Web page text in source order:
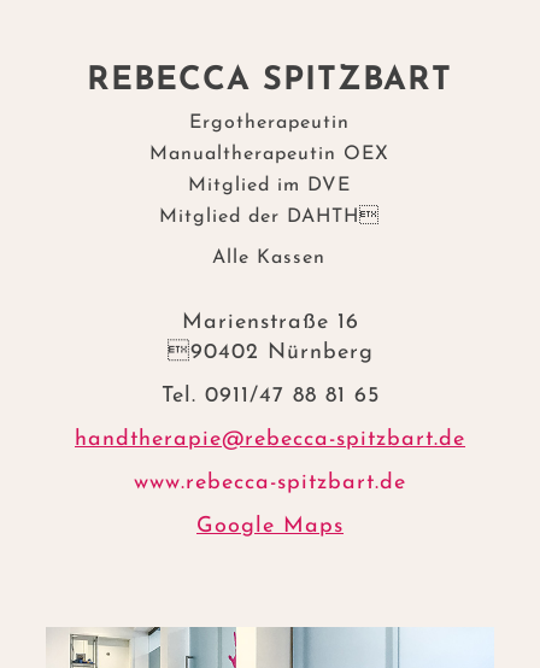
REBECCA SPITZBART
Ergotherapeutin
Manualtherapeutin OEX
Mitglied im DVE
Mitglied der DAHTH
Alle Kassen
Marienstraße 16
90402 Nürnberg
Tel. 0911/47 88 81 65
handtherapie@rebecca-spitzbart.de
www.rebecca-spitzbart.de
Google Maps